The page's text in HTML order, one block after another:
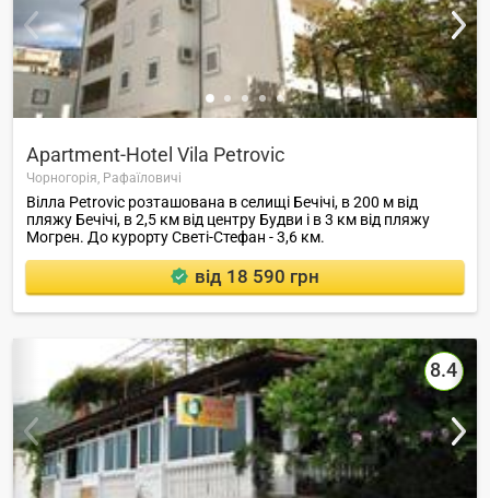
Apartment-Hotel Vila Petrovic
Чорногорія, Рафаїловичі
Вілла Petrovic розташована в селищі Бечічі, в 200 м від
пляжу Бечічі, в 2,5 км від центру Будви і в 3 км від пляжу
Могрен. До курорту Светі-Стефан - 3,6 км.
від 18 590 грн
8.4